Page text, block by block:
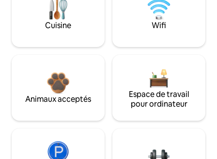
Cuisine Wifi
Animaux acceptés
Espace de travail
pour ordinateur